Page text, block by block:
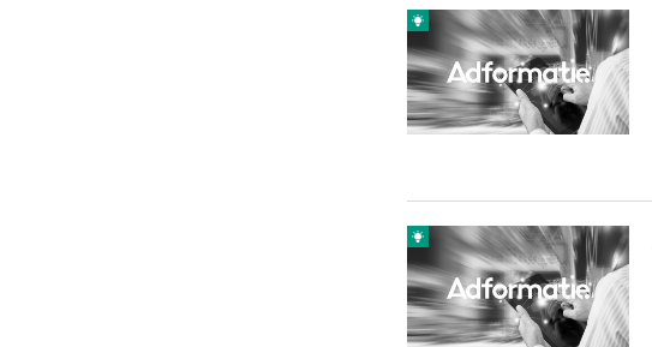
Gedragsverandering
Influencer marketing
Interne communicatie